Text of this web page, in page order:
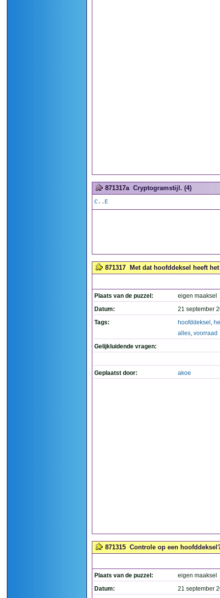
871317a Cryptogramstijl. (4)
C..E
871317 Met dat hoofddeksel heeft
Plaats van de puzzel:
eigen maaksel
Datum:
21 september
Tags:
hoofddeksel ,
alles, voorraad
Gelijkluidende vragen:
Geplaatst door: akoe
871315 Controle op een
Plaats van de puzzel:
eigen maaksel
Datum:
21 september